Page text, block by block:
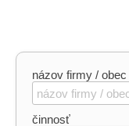
názov firmy / obec
činnosť